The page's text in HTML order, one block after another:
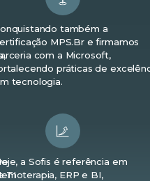
também a
MPS.Br e firmamos
com a Microsoft,
práticas de
tecnologia.
TI
a Sofis é referência em
ERP e BI,